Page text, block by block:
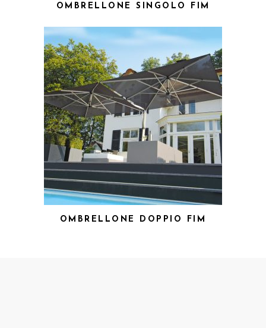
OMBRELLONE SINGOLO FIM
OMBRELLONE DOPPIO FIM